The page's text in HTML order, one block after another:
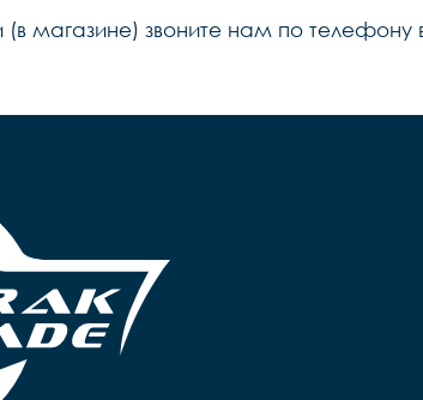
(в магазине) звоните нам по телефону